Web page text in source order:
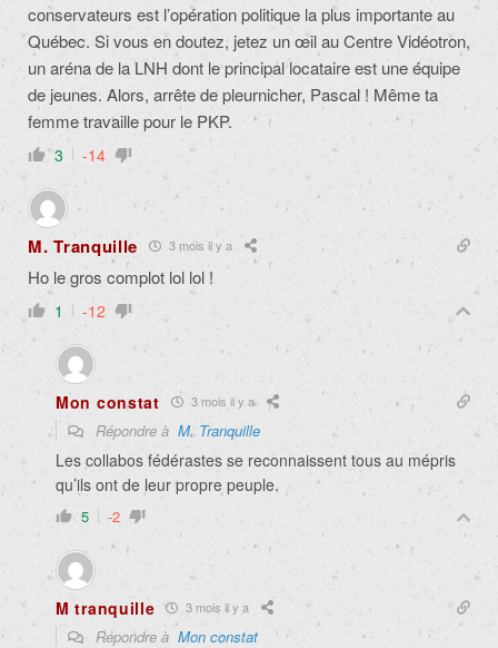
conservateurs est l’opération politique la plus importante au
Québec. Si vous en doutez, jetez un œil au Centre Vidéotron,
un aréna de la LNH dont le principal locataire est une équipe
de jeunes. Alors, arrête de pleurnicher, Pascal ! Même ta
femme travaille pour le PKP.
3 -14
M. Tranquille 3 mois il y a
Ho le gros complot lol lol !
1 -12
Mon constat 3 mois il y a
Répondre à M. Tranquille
Les collabos fédérastes se reconnaissent tous au mépris
qu’ils ont de leur propre peuple.
5 -2
M tranquille 3 mois il y a
Répondre à Mon constat